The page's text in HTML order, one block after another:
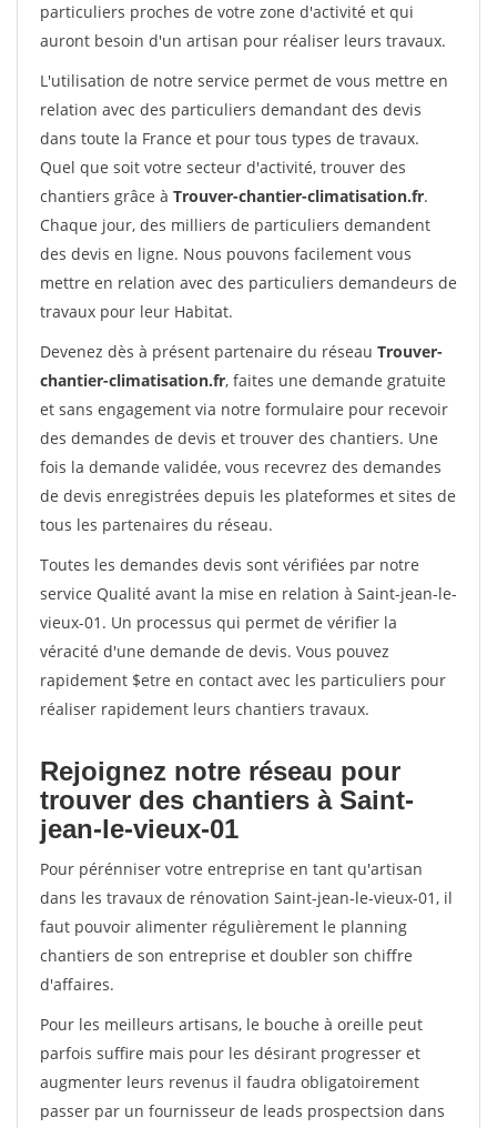
particuliers proches de votre zone d'activité et qui
auront besoin d'un artisan pour réaliser leurs travaux.
L'utilisation de notre service permet de vous mettre en
relation avec des particuliers demandant des devis
dans toute la France et pour tous types de travaux.
Quel que soit votre secteur d'activité, trouver des
chantiers grâce à Trouver-chantier-climatisation.fr.
Chaque jour, des milliers de particuliers demandent
des devis en ligne. Nous pouvons facilement vous
mettre en relation avec des particuliers demandeurs de
travaux pour leur Habitat.
Devenez dès à présent partenaire du réseau Trouver-
chantier-climatisation.fr, faites une demande gratuite
et sans engagement via notre formulaire pour recevoir
des demandes de devis et trouver des chantiers. Une
fois la demande validée, vous recevrez des demandes
de devis enregistrées depuis les plateformes et sites de
tous les partenaires du réseau.
Toutes les demandes devis sont vérifiées par notre
service Qualité avant la mise en relation à Saint-jean-le-
vieux-01. Un processus qui permet de vérifier la
véracité d'une demande de devis. Vous pouvez
rapidement $etre en contact avec les particuliers pour
réaliser rapidement leurs chantiers travaux.
Rejoignez notre réseau pour
trouver des chantiers à Saint-
jean-le-vieux-01
Pour pérénniser votre entreprise en tant qu'artisan
dans les travaux de rénovation Saint-jean-le-vieux-01, il
faut pouvoir alimenter régulièrement le planning
chantiers de son entreprise et doubler son chiffre
d'affaires.
Pour les meilleurs artisans, le bouche à oreille peut
parfois suffire mais pour les désirant progresser et
augmenter leurs revenus il faudra obligatoirement
passer par un fournisseur de leads prospectsion dans